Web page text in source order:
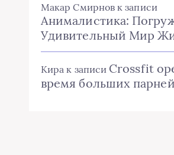
Макар Смирнов к записи
Анималистика:
Удивительный Мир
Кира к записи Crossfit
время больших